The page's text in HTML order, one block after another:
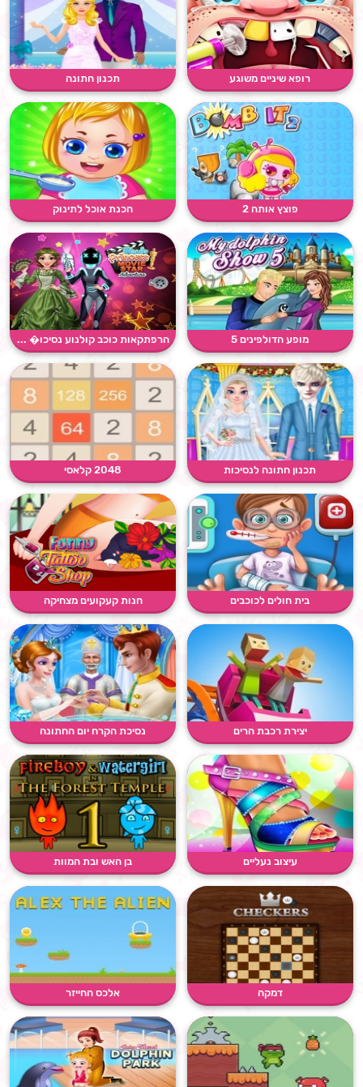
רופא שיניים משוגע תכנון חתונה
פוצץ אותה 2 הכנת אוכל לתינוק
מופע הדולפינים 5 הרפתקאות כוכב קולנוע נסיכו� ...
תכנון חתונה לנסיכות 2048 קלאסי
בית חולים לכוכבים חנות קעקועים מצחיקה
יצירת רכבת הרים נסיכת הקרח יום החתונה
עיצוב נעליים בן האש ובת המוות
דמקה אלכס החייזר